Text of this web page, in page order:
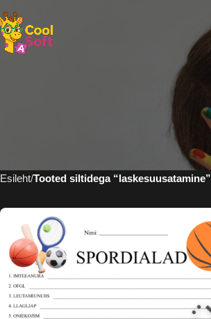
Esileht Tooted siltidega “laskesuusatamine”